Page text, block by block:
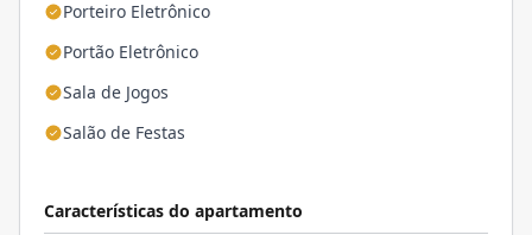
Porteiro Eletrônico
Portão Eletrônico
Sala de Jogos
Salão de Festas
Características do apartamento